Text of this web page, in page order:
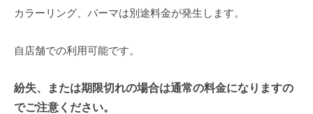
カラーリング、パーマは別途料金が発生します。
自店舗での利用可能です。
紛失、または期限切れの場合は通常の料金になりますの
でご注意ください。